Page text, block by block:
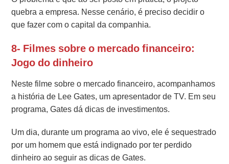
quebra a empresa. Nesse cenário, é preciso decidir o
que fazer com o capital da companhia.
8- Filmes sobre o mercado financeiro:
Jogo do dinheiro
Neste filme sobre o mercado financeiro, acompanhamos
a história de Lee Gates, um apresentador de TV. Em seu
programa, Gates dá dicas de investimentos.
Um dia, durante um programa ao vivo, ele é sequestrado
por um homem que está indignado por ter perdido
dinheiro ao seguir as dicas de Gates.